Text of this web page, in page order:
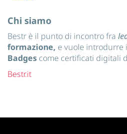
Chi siamo
Bestr è il punto di incontro fra
formazione, e vuole introdurre
Badges come certificati digitali
Bestr.it